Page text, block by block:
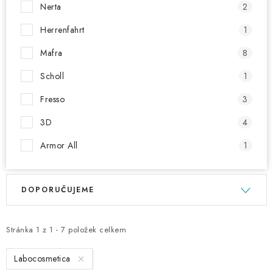
Nerta
2
Herrenfahrt
1
Mafra
8
Scholl
1
Fresso
3
3D
4
Armor All
1
V
i
s
p
Stránka 1 z 1 - 7 položek celkem
Ř
e
n
í
DOPORUČUJEME
Labocosmetica